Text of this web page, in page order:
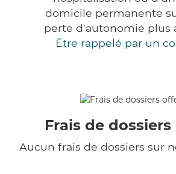
domicile permanente
perte d'autonomie plus
Être rappelé par un
Frais de
Aucun frais de dossiers sur